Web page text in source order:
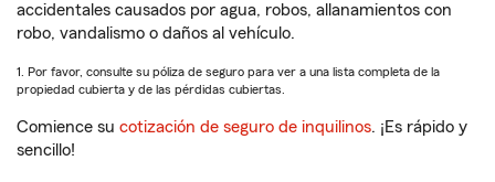
accidentales causados por agua, robos, allanamientos con
robo, vandalismo o daños al vehículo.
1. Por favor, consulte su póliza de seguro para ver a una lista completa de la
propiedad cubierta y de las pérdidas cubiertas.
Comience su cotización de seguro de inquilinos. ¡Es rápido y
sencillo!